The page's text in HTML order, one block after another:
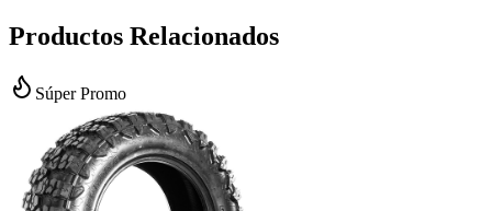
Productos Relacionados
Súper Promo